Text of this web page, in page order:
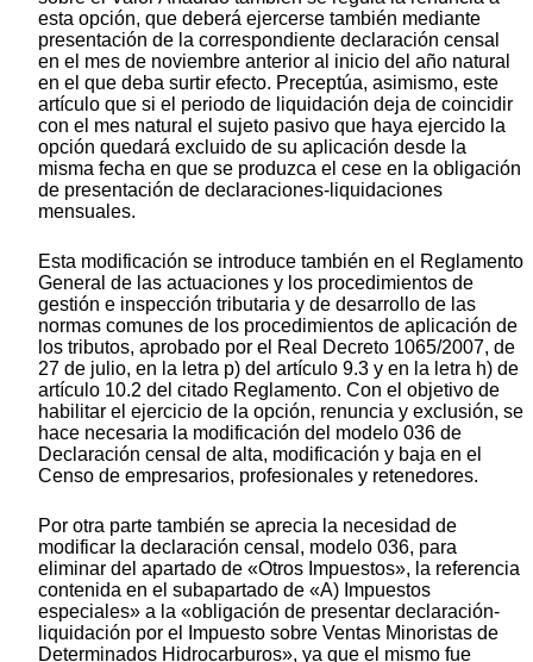
esta opción, que deberá ejercerse también mediante
presentación de la correspondiente declaración censal
en el mes de noviembre anterior al inicio del año natural
en el que deba surtir efecto. Preceptúa, asimismo, este
artículo que si el periodo de liquidación deja de coincidir
con el mes natural el sujeto pasivo que haya ejercido la
opción quedará excluido de su aplicación desde la
misma fecha en que se produzca el cese en la obligación
de presentación de declaraciones-liquidaciones
mensuales.
Esta modificación se introduce también en el Reglamento
General de las actuaciones y los procedimientos de
gestión e inspección tributaria y de desarrollo de las
normas comunes de los procedimientos de aplicación de
los tributos, aprobado por el Real Decreto 1065/2007, de
27 de julio, en la letra p) del artículo 9.3 y en la letra h) de
artículo 10.2 del citado Reglamento. Con el objetivo de
habilitar el ejercicio de la opción, renuncia y exclusión, se
hace necesaria la modificación del modelo 036 de
Declaración censal de alta, modificación y baja en el
Censo de empresarios, profesionales y retenedores.
Por otra parte también se aprecia la necesidad de
modificar la declaración censal, modelo 036, para
eliminar del apartado de «Otros Impuestos», la referencia
contenida en el subapartado de «A) Impuestos
especiales» a la «obligación de presentar declaración-
liquidación por el Impuesto sobre Ventas Minoristas de
Determinados Hidrocarburos», ya que el mismo fue